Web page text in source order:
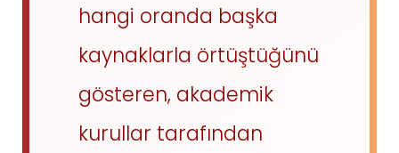
hangi oranda başka
kaynaklarla örtüştüğünü
gösteren, akademik
kurullar tarafından